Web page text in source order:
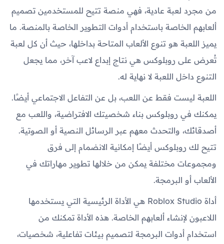
من مجرد لعبة عادية، فهي منصة تتيح للمستخدمين تصميم
ألعابهم الخاصة باستخدام أدوات التطوير الخاصة بالمنصة. ما
يميز اللعبة هو تنوع الألعاب المتاحة بداخلها، حيث أن كل لعبة
تُعرض على روبلوكس هي نتاج إبداع لاعب آخر، مما يجعل
التنوع داخل اللعبة لا نهاية له.
اللعبة ليست فقط عن اللعب، بل عن التفاعل الاجتماعي أيضًا.
يمكنك في روبلوكس بناء شخصيتك الافتراضية، واللعب مع
أصدقائك، والتحدث معهم عبر الرسائل النصية أو الصوتية.
تتيح لك روبلوكس أيضًا إمكانية الانضمام إلى فرق
ومجموعات مختلفة يمكن من خلالها تطوير مهاراتك في
الألعاب أو البرمجة.
أداة Roblox Studio هي الأداة الرئيسية التي يستخدمها
اللاعبون لإنشاء ألعابهم الخاصة. هذه الأداة تمكنك من
استخدام أدوات البرمجة لتصميم بيئات تفاعلية، شخصيات،